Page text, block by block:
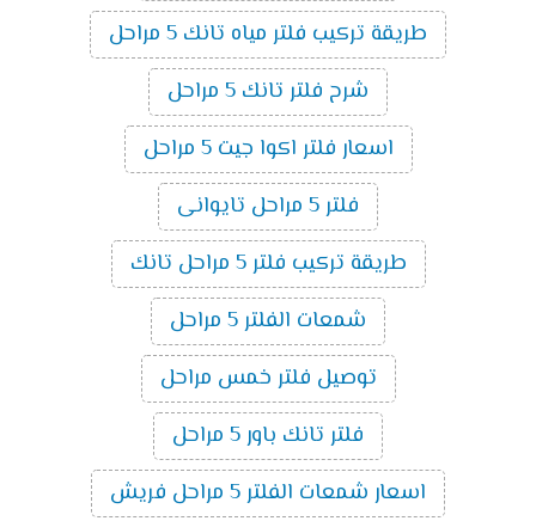
طريقة تركيب فلتر مياه تانك 5 مراحل
شرح فلتر تانك 5 مراحل
اسعار فلتر اكوا جيت 5 مراحل
فلتر 5 مراحل تايوانى
طريقة تركيب فلتر 5 مراحل تانك
شمعات الفلتر 5 مراحل
توصيل فلتر خمس مراحل
فلتر تانك باور 5 مراحل
اسعار شمعات الفلتر 5 مراحل فريش